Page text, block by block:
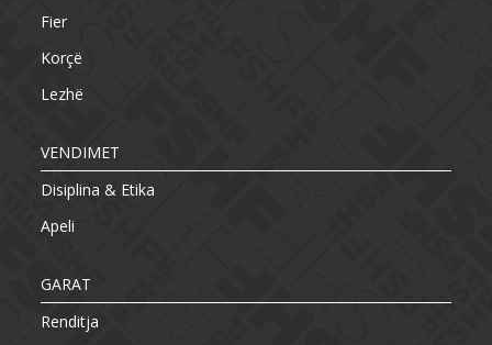
Fier
Korçë
Lezhë
VENDIMET
Disiplina & Etika
Apeli
GARAT
Renditja